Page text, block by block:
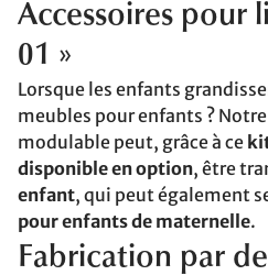
Accessoires pour
01 »
Lorsque les enfants
meubles pour enfants ? Notre
modulable peut, grâce à ce
disponible en option, être
enfant, qui peut également
pour enfants de maternelle.
Fabrication par